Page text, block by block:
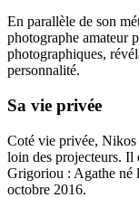
En parallèle de son
photographe amateur
photographiques,
personnalité.
Sa vie privée
Coté vie privée, Nikos
loin des projecteurs. Il
Grigoriou : Agathe né
octobre 2016.